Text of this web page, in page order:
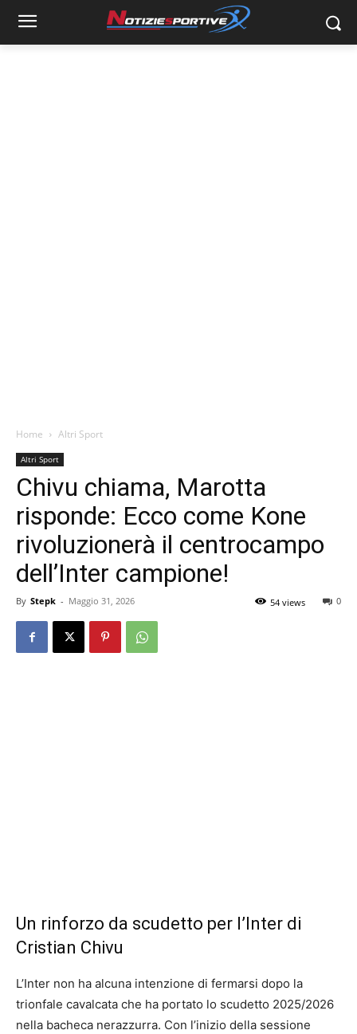
Home Altri Sport
Altri Sport
Chivu chiama, Marotta
risponde: Ecco come Kone
rivoluzionerà il centrocampo
dell’Inter campione!
By Stepk - Maggio 31, 2026 0
54 views
Un rinforzo da scudetto per l’Inter di
Cristian Chivu
L’Inter non ha alcuna intenzione di fermarsi dopo la
trionfale cavalcata che ha portato lo scudetto 2025/2026
nella bacheca nerazzurra. Con l’inizio della sessione